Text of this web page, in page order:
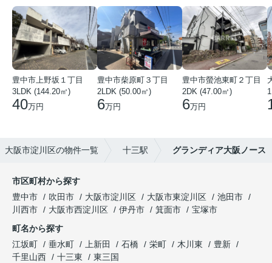
豊中市上野坂１丁目
3LDK (144.20㎡)
40万円
豊中市柴原町３丁目
2LDK (50.00㎡)
6万円
豊中市螢池東町２丁目
2DK (47.00㎡)
6万円
大阪市淀川区の物件一覧 十三駅 グランディア大阪ノース
市区町村から探す
豊中市
吹田市 大阪市淀川区 大阪市東淀川区
池田市
川西市
大阪市西淀川区 伊丹市 箕面市
宝塚市
町名から探す
江坂町
垂水町 上新田 石橋 栄町 木川東
豊新
千里山西
十三東
東三国